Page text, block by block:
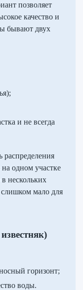
позволяет
качество и
бывают двух
и не всегда
одном участке
нескольких
мало для
горизонт;
воды.